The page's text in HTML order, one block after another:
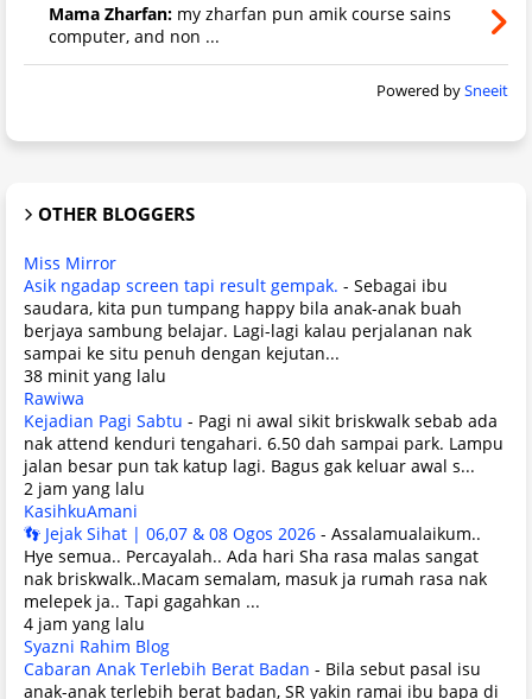
Mama Zharfan: my zharfan pun amik course sains
computer, and non ...
Powered bySneeit
OTHER BLOGGERS
Miss Mirror
Asik ngadap screen tapi result gempak. - Sebagai ibu
saudara, kita pun tumpang happy bila anak-anak buah
berjaya sambung belajar. Lagi-lagi kalau perjalanan nak
sampai ke situ penuh dengan kejutan...
38 minit yang lalu
Rawiwa
Kejadian Pagi Sabtu - Pagi ni awal sikit briskwalk sebab ada
nak attend kenduri tengahari. 6.50 dah sampai park. Lampu
jalan besar pun tak katup lagi. Bagus gak keluar awal s...
2 jam yang lalu
KasihkuAmani
👣 Jejak Sihat | 06,07 & 08 Ogos 2026 - Assalamualaikum..
Hye semua.. Percayalah.. Ada hari Sha rasa malas sangat
nak briskwalk..Macam semalam, masuk ja rumah rasa nak
melepek ja.. Tapi gagahkan ...
4 jam yang lalu
Syazni Rahim Blog
Cabaran Anak Terlebih Berat Badan - Bila sebut pasal isu
anak-anak terlebih berat badan, SR yakin ramai ibu bapa di